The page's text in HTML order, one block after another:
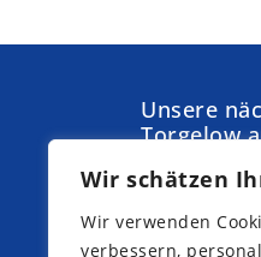
Wir schätzen
Wir verwenden
verbessern,
Unsere
Torgelow
Samstag,
05.09.2026
Samstag,